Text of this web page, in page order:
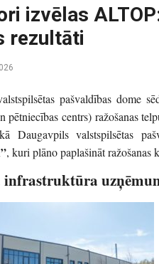
izvēlas
rezultāti
pašvaldības dome
pētniecības centrs) ražošanas
Daugavpils valstspilsētas
, kuri plāno paplašināt ražošanas